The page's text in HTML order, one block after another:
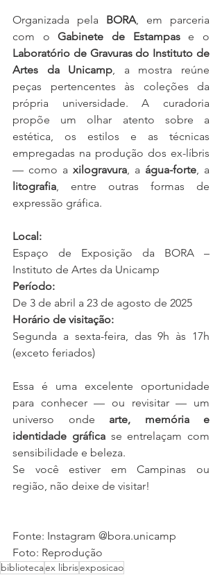
Organizada pela BORA, em parceria
com o Gabinete de Estampas
Laboratório de Gravuras do Instituto de
Artes da Unicamp, a mostra reúne
peças pertencentes às coleções da
própria universidade. A curadoria
propõe um olhar atento sobre a
estética, os estilos e as técnicas
empregadas na produção dos ex-líbris
— como a xilogravura, a água-forte
litografia, entre outras formas de
expressão gráfica.
Local:
Espaço de Exposição da BORA –
Instituto de Artes da Unicamp
Período:
De 3 de abril a 23 de agosto de 2025
Horário de visitação:
Segunda a sexta-feira, das 9h às 17h
(exceto feriados)
Essa é uma excelente oportunidade
para conhecer — ou revisitar — um
universo onde arte, memória e
identidade gráfica se entrelaçam com
sensibilidade e beleza.
Se você estiver em Campinas ou
região, não deixe de visitar!
Fonte: Instagram @bora.unicamp
Foto: Reprodução
bibliotecaex librisexposicao